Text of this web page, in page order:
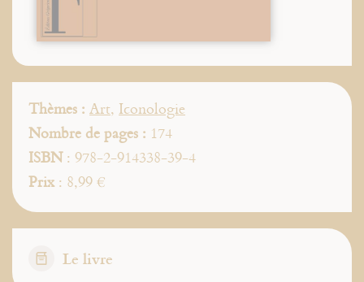
Thèmes : Art, Iconologie
Nombre de pages : 174
ISBN: 978-2-914338-39-4
Prix: 8,99 €
Le livre